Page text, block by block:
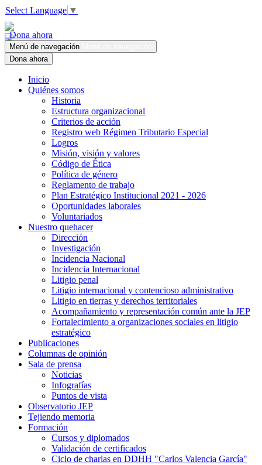
Select Language ▼
Dona ahora
Menú de navegación
Dona ahora
Inicio
Quiénes somos
Historia
Estructura organizacional
Criterios de acción
Registro web Régimen Tributario Especial
Logros
Misión, visión y valores
Código de Ética
Política de género
Reglamento de trabajo
Plan Estratégico Institucional 2021 - 2026
Oportunidades laborales
Voluntariados
Nuestro quehacer
Dirección
Investigación
Incidencia Nacional
Incidencia Internacional
Litigio penal
Litigio internacional y contencioso administrativo
Litigio en tierras y derechos territoriales
Acompañamiento y representación común ante la JEP
Fortalecimiento a organizaciones sociales en litigio
estratégico
Publicaciones
Columnas de opinión
Sala de prensa
Noticias
Infografías
Puntos de vista
Observatorio JEP
Tejiendo memoria
Formación
Cursos y diplomados
Validación de certificados
Ciclo de charlas en DDHH "Carlos Valencia García"